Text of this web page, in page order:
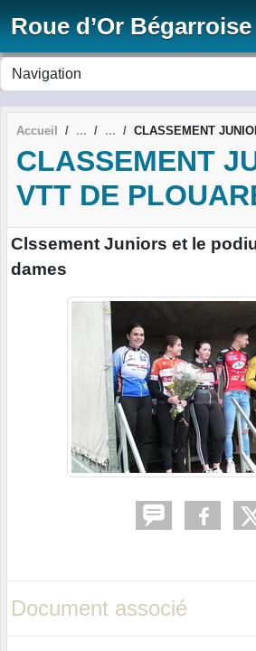
Roue d’Or Bégarroise
Accueil CLASSEMENT
CLASSEMENT
VTT DE
Clssement Juniors et le
dames
Document associé